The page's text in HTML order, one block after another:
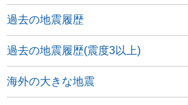
過去の地震履歴
過去の地震履歴(震度3以上)
海外の大きな地震